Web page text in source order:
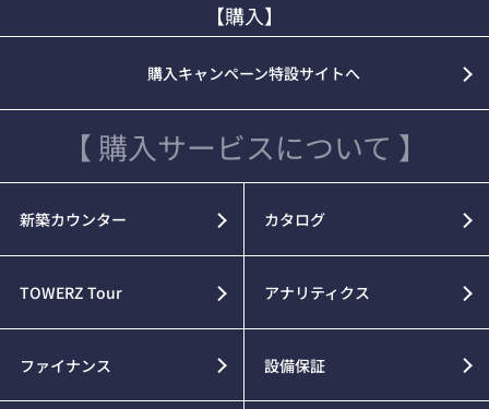
【購入】
購入キャンペーン特設サイトへ
【 購入サービスについて 】
新築カウンター カタログ
TOWERZ Tour アナリティクス
ファイナンス 設備保証